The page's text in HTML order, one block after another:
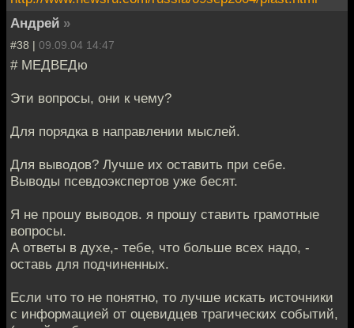
Андрей »
#38 | 09.09.04 14:47
# МЕДВЕДю
Эти вопросы, они к чему?
Для порядка в направлении мыслей.
Для выводов? Лучше их оставить при себе.
Выводы псевдоэкспертов уже бесят.
Я не прошу выводов. я прошу ставить грамотные
вопросы.
А ответы в духе,- тебе, что больше всех надо, -
оставь для подчиненных.
Если что то не понятно, то лучше искать источники
c информацией от оцевидцев трагических событий,